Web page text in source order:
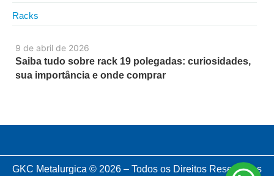
9 de abril de 2026
Saiba tudo sobre rack 19 polegadas: curiosidades,
sua importância e onde comprar
Racks
GKC Metalurgica © 2026 – Todos os Direitos Reservados